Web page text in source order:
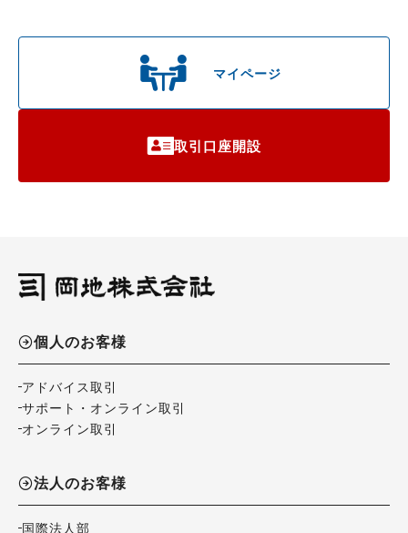
マイページ
取引口座開設
個人のお客様
アドバイス取引
サポート・オンライン取引
オンライン取引
法人のお客様
国際法人部